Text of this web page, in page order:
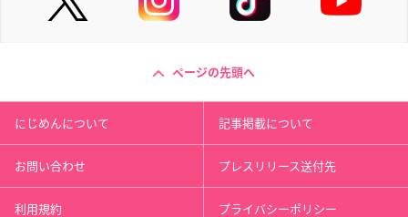
ページの先頭へ
にじめんについて 記事掲載について
お問い合わせ プレスリリース送付先
利用規約 プライバシーポリシー